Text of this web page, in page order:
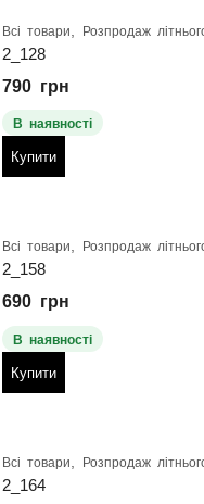
Всі товари Розпродаж літнього
2_128
790 грн
В наявності
Купити
Всі товари Розпродаж літнього
2_158
690 грн
В наявності
Купити
Всі товари Розпродаж літнього
2_164